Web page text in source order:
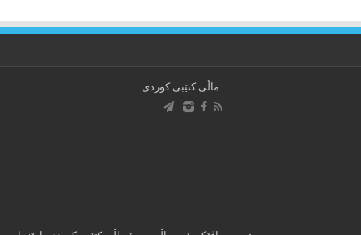
ماڵی کتێبی کوردی